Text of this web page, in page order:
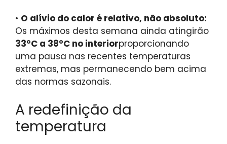
• O alívio do calor é relativo, não absoluto:
Os máximos desta semana ainda atingirão
33°C a 38°C no interiorproporcionando
uma pausa nas recentes temperaturas
extremas, mas permanecendo bem acima
das normas sazonais.
A redefinição da
temperatura